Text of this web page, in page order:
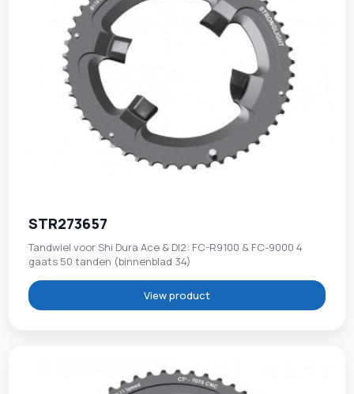
STR273657
Tandwiel voor Shi Dura Ace & DI2: FC-R9100 & FC-9000 4
gaats 50 tanden (binnenblad 34)
View product